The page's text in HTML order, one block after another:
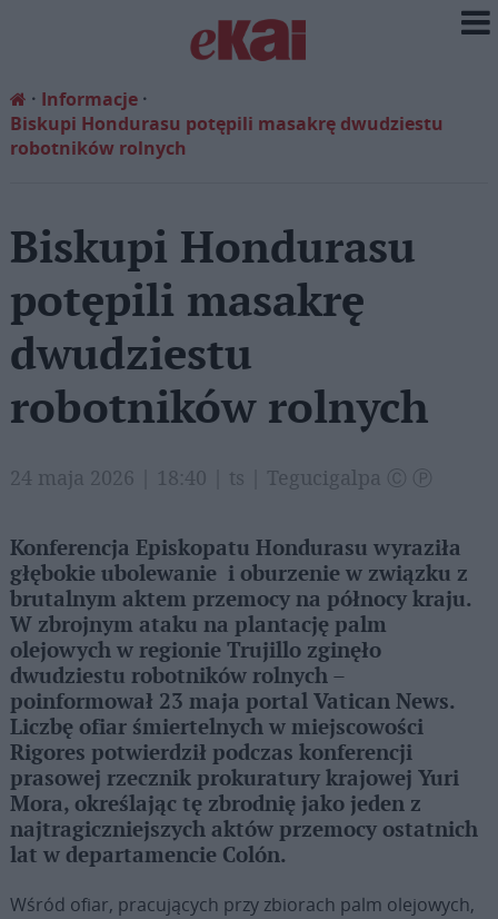
Informacje
Biskupi Hondurasu potępili masakrę dwudziestu
robotników rolnych
Biskupi Hondurasu
potępili masakrę
dwudziestu
robotników rolnych
24 maja 2026 | 18:40 | ts | Tegucigalpa Ⓒ Ⓟ
Konferencja Episkopatu Hondurasu wyraziła
głębokie ubolewanie i oburzenie w związku z
brutalnym aktem przemocy na północy kraju.
W zbrojnym ataku na plantację palm
olejowych w regionie Trujillo zginęło
dwudziestu robotników rolnych –
poinformował 23 maja portal Vatican News.
Liczbę ofiar śmiertelnych w miejscowości
Rigores potwierdził podczas konferencji
prasowej rzecznik prokuratury krajowej Yuri
Mora, określając tę zbrodnię jako jeden z
najtragiczniejszych aktów przemocy ostatnich
lat w departamencie Colón.
Wśród ofiar, pracujących przy zbiorach palm olejowych,